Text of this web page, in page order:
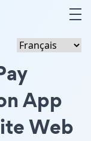
App
Web